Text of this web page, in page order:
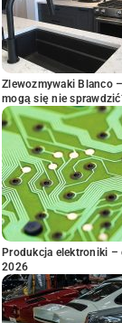
Zlewozmywaki Blanco
mogą się nie
Produkcja elektroniki –
2026